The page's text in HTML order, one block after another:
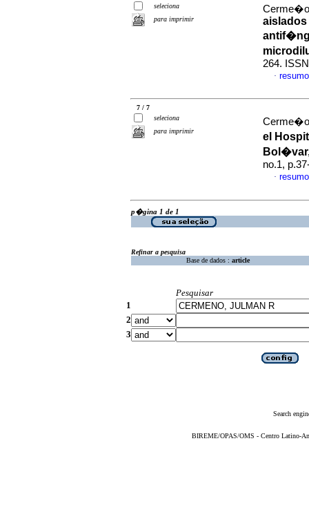
seleciona
para imprimir
264.
·
7 / 7
seleciona
para imprimir
el
no.1,
·
p�gina 1 de 1
Refinar a pesquisa
Base de dados : article
Pesquisar
1
2
3
Search
BIREME/OPAS/OMS - Centro Latino-